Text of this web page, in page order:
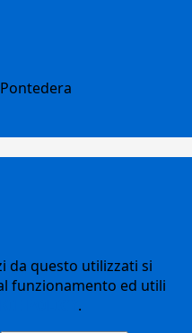
da questo utilizzati si
funzionamento ed utili
.